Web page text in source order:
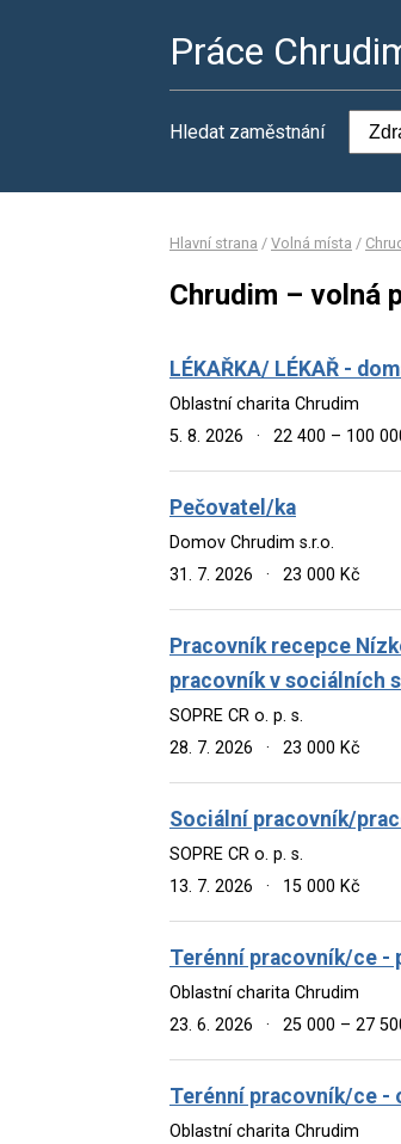
Práce
Hledat zaměstnání
Hlavní strana / Volná místa /
Chrudim – volná
LÉKAŘKA/ LÉKAŘ -
Oblastní charita Chrudim
5. 8. 2026
· 22 400 – 100
Pečovatel/ka
Domov Chrudim s.r.o.
31. 7. 2026
· 23 000 Kč
Pracovník recepce
pracovník v sociálních
SOPRE CR o. p. s.
28. 7. 2026
· 23 000 Kč
Sociální pracovník/
SOPRE CR o. p. s.
13. 7. 2026
· 15 000 Kč
Terénní pracovník/ce -
Oblastní charita Chrudim
23. 6. 2026
· 25 000 – 27
Terénní pracovník/ce -
Oblastní charita Chrudim